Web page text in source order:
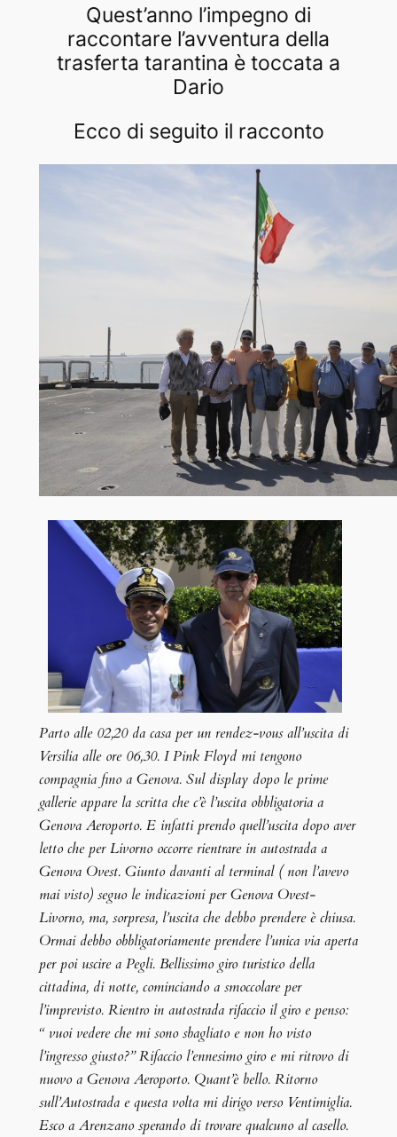
Quest’anno l’impegno di
raccontare l’avventura della
trasferta tarantina è toccata a
Dario
Ecco di seguito il racconto
Parto alle 02,20 da casa per un rendez-vous all’uscita di
Versilia alle ore 06,30. I Pink Floyd mi tengono
compagnia fino a Genova. Sul display dopo le prime
gallerie appare la scritta che c’è l’uscita obbligatoria a
Genova Aeroporto. E infatti prendo quell’uscita dopo aver
letto che per Livorno occorre rientrare in autostrada a
Genova Ovest. Giunto davanti al terminal ( non l’avevo
mai visto) seguo le indicazioni per Genova Ovest-
Livorno, ma, sorpresa, l’uscita che debbo prendere è chiusa.
Ormai debbo obbligatoriamente prendere l’unica via aperta
per poi uscire a Pegli. Bellissimo giro turistico della
cittadina, di notte, cominciando a smoccolare per
l’imprevisto. Rientro in autostrada rifaccio il giro e penso:
“ vuoi vedere che mi sono sbagliato e non ho visto
l’ingresso giusto?” Rifaccio l’ennesimo giro e mi ritrovo di
nuovo a Genova Aeroporto. Quant’è bello. Ritorno
sull’Autostrada e questa volta mi dirigo verso Ventimiglia.
Esco a Arenzano sperando di trovare qualcuno al casello.